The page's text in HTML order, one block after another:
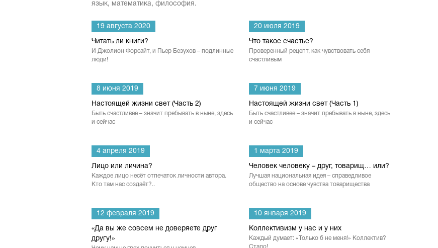
язык, математика, философия.
19 августа 2020
Читать ли книги?
И Джолион Форсайт, и Пьер Безухов – подлинные
люди!
20 июля 2019
Что такое счастье?
Проверенный рецепт, как чувствовать себя
счастливым
8 июня 2019
Настоящей жизни свет (Часть 2)
Быть счастливее – значит пребывать в ныне, здесь
и сейчас
7 июня 2019
Настоящей жизни свет (Часть 1)
Быть счастливее – значит пребывать в ныне, здесь
и сейчас
4 апреля 2019
Лицо или личина?
Каждое лицо несёт отпечаток личности автора.
Кто там нас создаёт?..
1 марта 2019
Человек человеку – друг, товарищ… или?
Лучшая национальная идея – справедливое
общество на основе чувства товарищества
12 февраля 2019
«Да вы же совсем не доверяете друг
другу!»
10 января 2019
Коллективизм у нас и у них
Каждый думает: «Только б не меня!» Коллектив?
Стадо!